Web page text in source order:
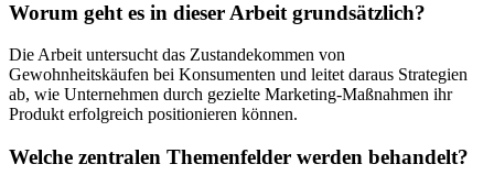
Worum geht es in dieser Arbeit grundsätzlich?
Die Arbeit untersucht das Zustandekommen von
Gewohnheitskäufen bei Konsumenten und leitet daraus Strategien
ab, wie Unternehmen durch gezielte Marketing-Maßnahmen ihr
Produkt erfolgreich positionieren können.
Welche zentralen Themenfelder werden behandelt?